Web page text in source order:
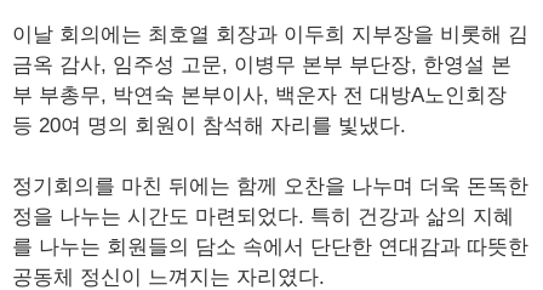
이날 회의에는 최호열 회장과 이두희 지부장을 비롯해 김
금옥 감사, 임주성 고문, 이병무 본부 부단장, 한영설 본
부 부총무, 박연숙 본부이사, 백운자 전 대방A노인회장
등 20여 명의 회원이 참석해 자리를 빛냈다.
정기회의를 마친 뒤에는 함께 오찬을 나누며 더욱 돈독한
정을 나누는 시간도 마련되었다. 특히 건강과 삶의 지혜
를 나누는 회원들의 담소 속에서 단단한 연대감과 따뜻한
공동체 정신이 느껴지는 자리였다.